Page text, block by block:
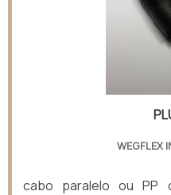
WEGFLEX
cabo paralelo ou PP